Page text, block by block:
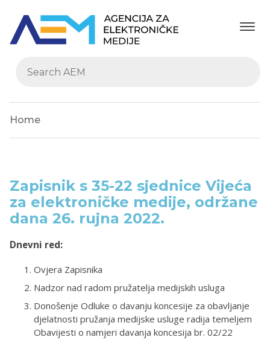
Home
Zapisnik s 35-22 sjednice Vijeća
za elektroničke medije, održane
dana 26. rujna 2022.
Dnevni red:
Ovjera Zapisnika
Nadzor nad radom pružatelja medijskih usluga
Donošenje Odluke o davanju koncesije za obavljanje
djelatnosti pružanja medijske usluge radija temeljem
Obavijesti o namjeri davanja koncesija br. 02/22